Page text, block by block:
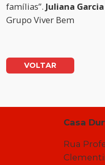
famílias”. Juliana Garcia
Grupo Viver Bem
VOLTAR
Casa
Rua